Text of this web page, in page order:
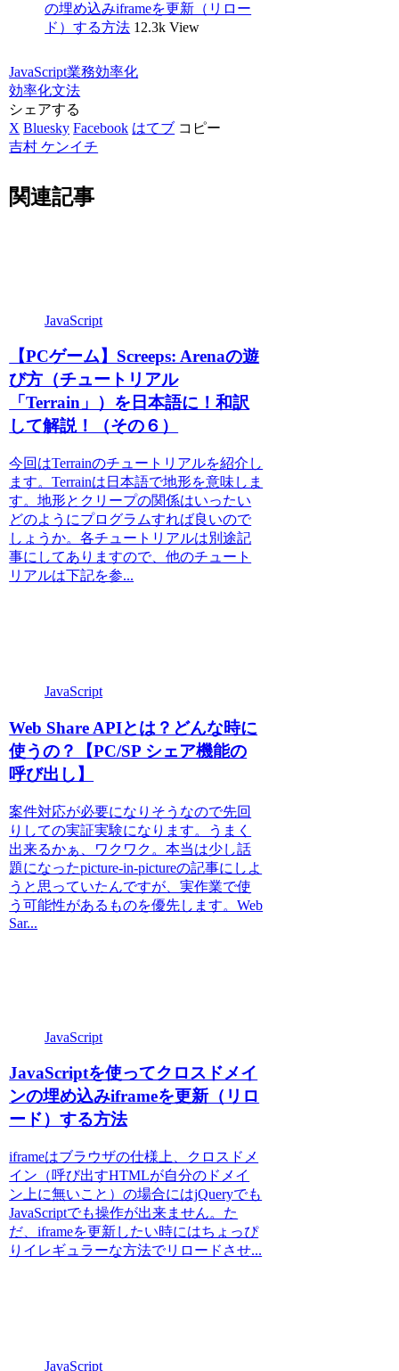
の埋め込みiframeを更新（リロー
ド）する方法 12.3k View
JavaScript業務効率化
効率化文法
シェアする
X Bluesky Facebook はてブ コピー
吉村 ケンイチ
関連記事
JavaScript
【PCゲーム】Screeps: Arenaの遊
び方（チュートリアル
「Terrain」）を日本語に！和訳
して解説！（その６）
今回はTerrainのチュートリアルを紹介し
ます。Terrainは日本語で地形を意味しま
す。地形とクリープの関係はいったい
どのようにプログラムすれば良いので
しょうか。各チュートリアルは別途記
事にしてありますので、他のチュート
リアルは下記を参...
JavaScript
Web Share APIとは？どんな時に
使うの？【PC/SP シェア機能の
呼び出し】
案件対応が必要になりそうなので先回
りしての実証実験になります。うまく
出来るかぁ、ワクワク。本当は少し話
題になったpicture-in-pictureの記事にしよ
うと思っていたんですが、実作業で使
う可能性があるものを優先します。Web
Sar...
JavaScript
JavaScriptを使ってクロスドメイ
ンの埋め込みiframeを更新（リロ
ード）する方法
iframeはブラウザの仕様上、クロスドメ
イン（呼び出すHTMLが自分のドメイ
ン上に無いこと）の場合にはjQueryでも
JavaScriptでも操作が出来ません。た
だ、iframeを更新したい時にはちょっぴ
りイレギュラーな方法でリロードさせ...
JavaScript